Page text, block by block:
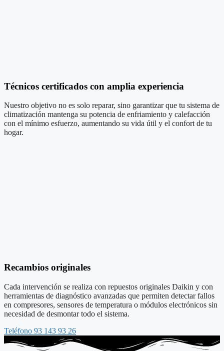
Técnicos certificados con amplia experiencia
Nuestro objetivo no es solo reparar, sino garantizar que tu sistema de
climatización mantenga su potencia de enfriamiento y calefacción
con el mínimo esfuerzo, aumentando su vida útil y el confort de tu
hogar.
Recambios originales
Cada intervención se realiza con repuestos originales Daikin y con
herramientas de diagnóstico avanzadas que permiten detectar fallos
en compresores, sensores de temperatura o módulos electrónicos sin
necesidad de desmontar todo el sistema.
Teléfono 93 143 93 26